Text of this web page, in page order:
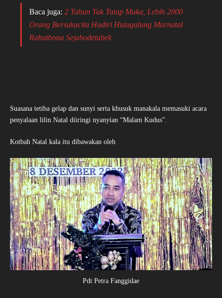
Baca juga: 2 Tahun Tak Tatap Muka, Lebih 2000
Orang Bersukacita Hadiri Hutagalung Marnatal
Rahutbona Sejabodetabek
Suasana tetiba gelap dan sunyi serta khusuk manakala memasuki acara
penyalaan lilin Natal diiringi nyanyian “Malam Kudus”.
Kotbah Natal kala itu dibawakan oleh
Pdt Petra Fanggidae